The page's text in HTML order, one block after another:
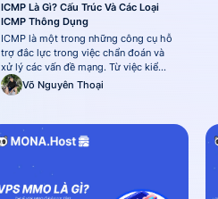
ICMP Là Gì? Cấu Trúc Và Các Loại
ICMP Thông Dụng
ICMP là một trong những công cụ hỗ
trợ đắc lực trong việc chẩn đoán và
xử lý các vấn đề mạng. Từ việc kiểm
tra kết nối, xác định lỗi đến theo dõi
tình trạng của hệ thống, ICMP hoạt
trọng giữa các thiết bị mạng. Trong...
Võ Nguyên Thoại